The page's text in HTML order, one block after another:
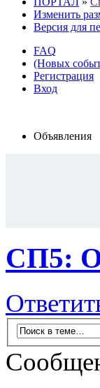
Изменить
Версия для
FAQ
(Новых
Регистрация
Вход
Объявления
СП5: